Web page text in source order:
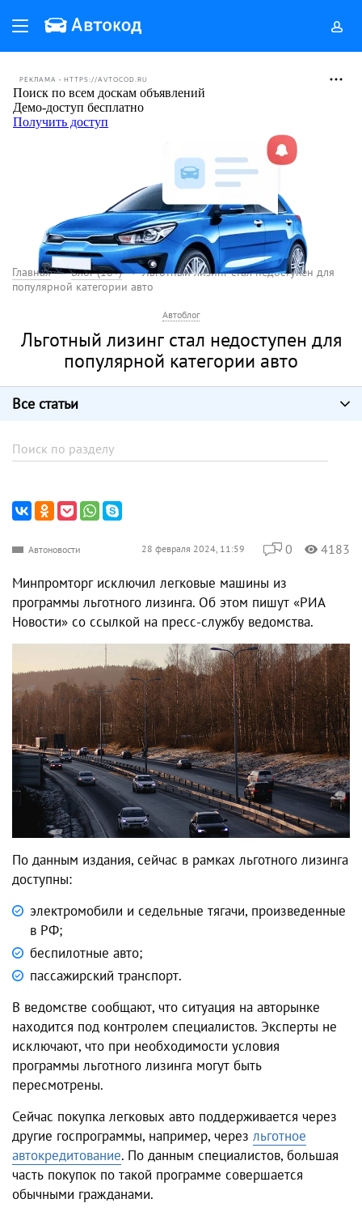
РЕКЛАМА • HTTPS://AVTOCOD.RU
Главная Блог (18+)
Льготный лизинг стал недоступен для
популярной категории авто
Автоблог
Льготный лизинг стал недоступен для
популярной категории авто
Все статьи
Автоновости 28 февраля 2024, 11:59 0 4183
Минпромторг исключил легковые машины из
программы льготного лизинга. Об этом пишут «РИА
Новости» со ссылкой на пресс-службу ведомства.
По данным издания, сейчас в рамках льготного лизинга
доступны:
электромобили и седельные тягачи, произведенные
в РФ;
беспилотные авто;
пассажирский транспорт.
В ведомстве сообщают, что ситуация на авторынке
находится под контролем специалистов. Эксперты не
исключают, что при необходимости условия
программы льготного лизинга могут быть
пересмотрены.
Сейчас покупка легковых авто поддерживается через
другие госпрограммы, например, через льготное
автокредитование. По данным специалистов, большая
часть покупок по такой программе совершается
обычными гражданами.